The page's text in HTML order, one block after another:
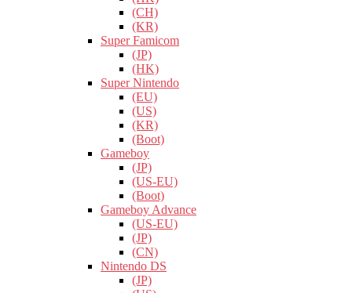
(CH)
(KR)
Super Famicom
(JP)
(HK)
Super Nintendo
(EU)
(US)
(KR)
(Boot)
Gameboy
(JP)
(US-EU)
(Boot)
Gameboy Advance
(US-EU)
(JP)
(CN)
Nintendo DS
(JP)